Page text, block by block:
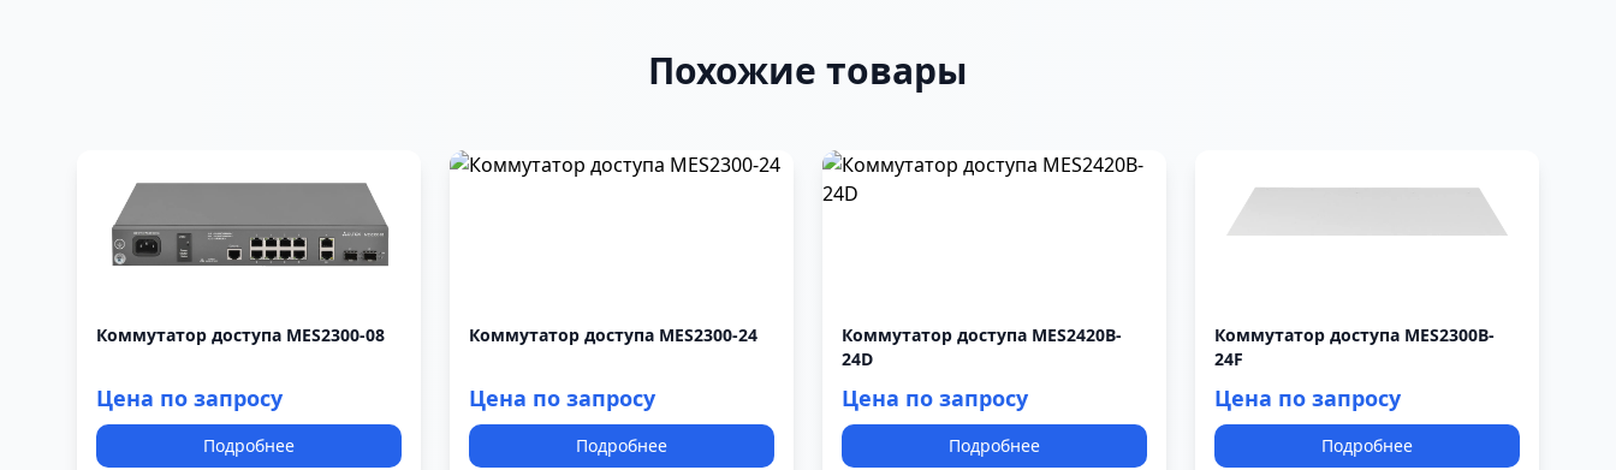
Похожие товары
Коммутатор доступа MES2300-08
Цена по запросу
Подробнее
Коммутатор доступа MES2300-24
Цена по запросу
Подробнее
Коммутатор доступа MES2420B-
24D
Цена по запросу
Подробнее
Коммутатор доступа MES2300B-
24F
Цена по запросу
Подробнее